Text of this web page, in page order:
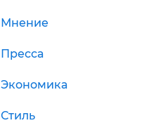
Мнение
Пресса
Экономика
Стиль